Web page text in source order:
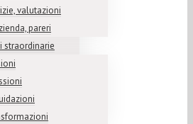
valutazioni
pareri
straordinarie